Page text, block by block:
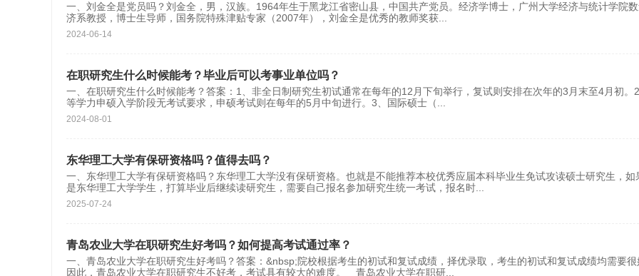
一、刘金全是党员吗？刘金全，男，汉族。1964年生于黑龙江省密山县，中国共产党员。经济学博士，广州大学经济与统计学院
济系教授，博士生导师，国务院特殊津贴专家（2007年），刘金全是优秀的教师奖获
2024-06-14
在职研究生什么时候能考？毕业后可以考事业单位吗？
一、在职研究生什么时候能考？答案：1、非全日制研究生初试通常在每年的12月下旬举行，复试则安排在次年的3月末至4月初。
等学力申硕入学阶段无考试要求，申硕考试则在每年的5月中旬进行。3、国际硕士（
2024-08-01
东华理工大学有保研资格吗？值得去吗？
一、东华理工大学有保研资格吗？东华理工大学没有保研资格。也就是不能推荐本校优秀应届本科毕业生免试攻读硕士研究生，如
是东华理工大学学生，打算毕业后继续读研究生，需要自己报名参加研究生统一考试，报名时
2025-07-24
青岛农业大学在职研究生好考吗？如何提高考试通过率？
一、青岛农业大学在职研究生好考吗？答案：&nbsp;院校根据考生的初试和复试成绩，择优录取，考生的初试和复试成绩均需要很
因此，青岛农业大学在职研究生不好考，考试具有较大的难度。 青岛农业大学在职研